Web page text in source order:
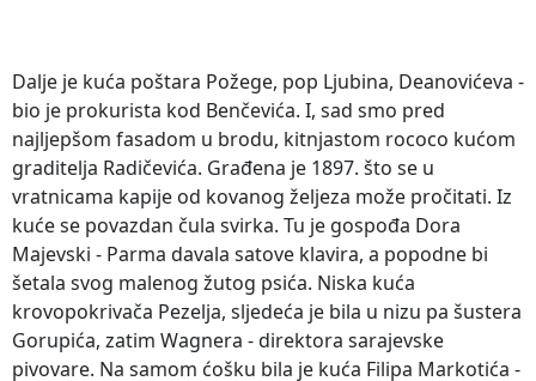
Dalje je kuća poštara Požege, pop Ljubina, Deanovićeva -
bio je prokurista kod Benčevića. I, sad smo pred
najljepšom fasadom u brodu, kitnjastom rococo kućom
graditelja Radičevića. Građena je 1897. što se u
vratnicama kapije od kovanog željeza može pročitati. Iz
kuće se povazdan čula svirka. Tu je gospođa Dora
Majevski - Parma davala satove klavira, a popodne bi
šetala svog malenog žutog psića. Niska kuća
krovopokrivača Pezelja, sljedeća je bila u nizu pa šustera
Gorupića, zatim Wagnera - direktora sarajevske
pivovare. Na samom ćošku bila je kuća Filipa Markotića -